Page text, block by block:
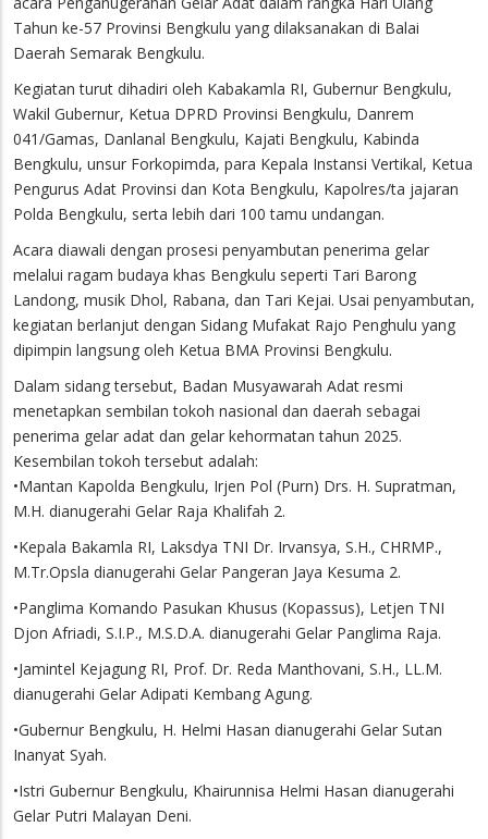
Tahun ke-57 Provinsi Bengkulu yang dilaksanakan di Balai
Daerah Semarak Bengkulu.
Kegiatan turut dihadiri oleh Kabakamla RI, Gubernur Bengkulu,
Wakil Gubernur, Ketua DPRD Provinsi Bengkulu, Danrem
041/Gamas, Danlanal Bengkulu, Kajati Bengkulu, Kabinda
Bengkulu, unsur Forkopimda, para Kepala Instansi Vertikal, Ketua
Pengurus Adat Provinsi dan Kota Bengkulu, Kapolres/ta jajaran
Polda Bengkulu, serta lebih dari 100 tamu undangan.
Acara diawali dengan prosesi penyambutan penerima gelar
melalui ragam budaya khas Bengkulu seperti Tari Barong
Landong, musik Dhol, Rabana, dan Tari Kejai. Usai penyambutan,
kegiatan berlanjut dengan Sidang Mufakat Rajo Penghulu yang
dipimpin langsung oleh Ketua BMA Provinsi Bengkulu.
Dalam sidang tersebut, Badan Musyawarah Adat resmi
menetapkan sembilan tokoh nasional dan daerah sebagai
penerima gelar adat dan gelar kehormatan tahun 2025.
Kesembilan tokoh tersebut adalah:
•Mantan Kapolda Bengkulu, Irjen Pol (Purn) Drs. H. Supratman,
M.H. dianugerahi Gelar Raja Khalifah 2.
•Kepala Bakamla RI, Laksdya TNI Dr. Irvansya, S.H., CHRMP.,
M.Tr.Opsla dianugerahi Gelar Pangeran Jaya Kesuma 2.
•Panglima Komando Pasukan Khusus (Kopassus), Letjen TNI
Djon Afriadi, S.I.P., M.S.D.A. dianugerahi Gelar Panglima Raja.
•Jamintel Kejagung RI, Prof. Dr. Reda Manthovani, S.H., LL.M.
dianugerahi Gelar Adipati Kembang Agung.
•Gubernur Bengkulu, H. Helmi Hasan dianugerahi Gelar Sutan
Inanyat Syah.
•Istri Gubernur Bengkulu, Khairunnisa Helmi Hasan dianugerahi
Gelar Putri Malayan Deni.